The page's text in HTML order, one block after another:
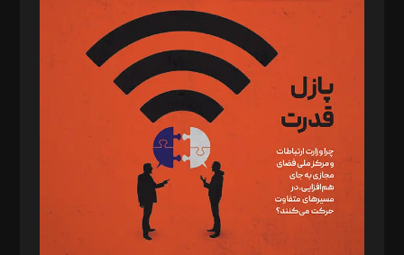
د‌بیر پیوست جهان: مینا پاکدل
د‌بیر تحریریه آنلاین: بابک نقاش
تحریریه‌: مجتبی محمود‌ی، آرش برهمند، یسنا امان‌پور، سروش کرمیان،
مصطفی مسجدی آرانی، ابوالفضل رجبی، زهرا فکرانه، فائزه فتحی
رستمی،مصطفی باستان
ویرایش: نگار استاد‌‌آقا
طراح یونیفرم: مجید توکلی
فیلمبرداری و عکاسی: امیر شفیعی، مانی لطفی زاده
گرافیک و صفحه‌آرایی: سید‌سبحان‌علی ثابت
مد‌یر توسعه تجاری: کامبیز برید‌